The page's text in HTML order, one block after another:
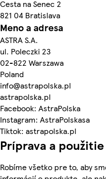
Cesta na Senec 2
821 04 Bratislava
Meno a adresa
ASTRA S.A.
ul. Poleczki 23
02-822 Warszawa
Poland
info@astrapolska.pl
astrapolska.pl
Facebook: AstraPolska
Instagram: AstraPolskasa
Tiktok: astrapolska.pl
Príprava a použitie
Robíme všetko pre to, aby